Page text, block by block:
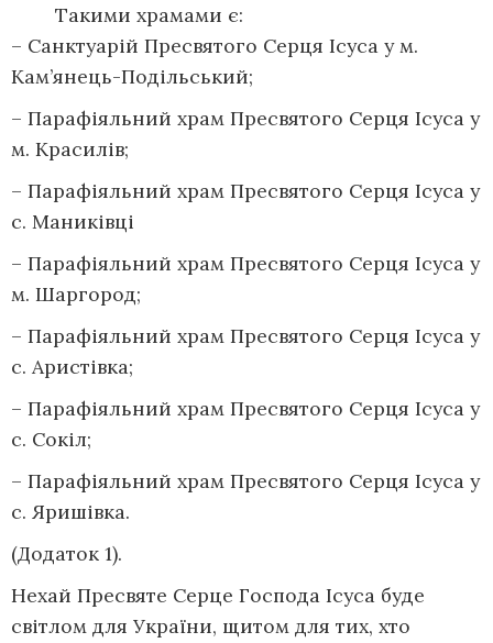
Такими храмами є:
– Санктуарій Пресвятого Серця Ісуса у м.
Кам’янець-Подільський;
– Парафіяльний храм Пресвятого Серця Ісуса у
м. Красилів;
– Парафіяльний храм Пресвятого Серця Ісуса у
с. Маниківці
– Парафіяльний храм Пресвятого Серця Ісуса у
м. Шаргород;
– Парафіяльний храм Пресвятого Серця Ісуса у
с. Аристівка;
– Парафіяльний храм Пресвятого Серця Ісуса у
с. Сокіл;
– Парафіяльний храм Пресвятого Серця Ісуса у
с. Яришівка.
(Додаток 1).
Нехай Пресвяте Серце Господа Ісуса буде
світлом для України, щитом для тих, хто